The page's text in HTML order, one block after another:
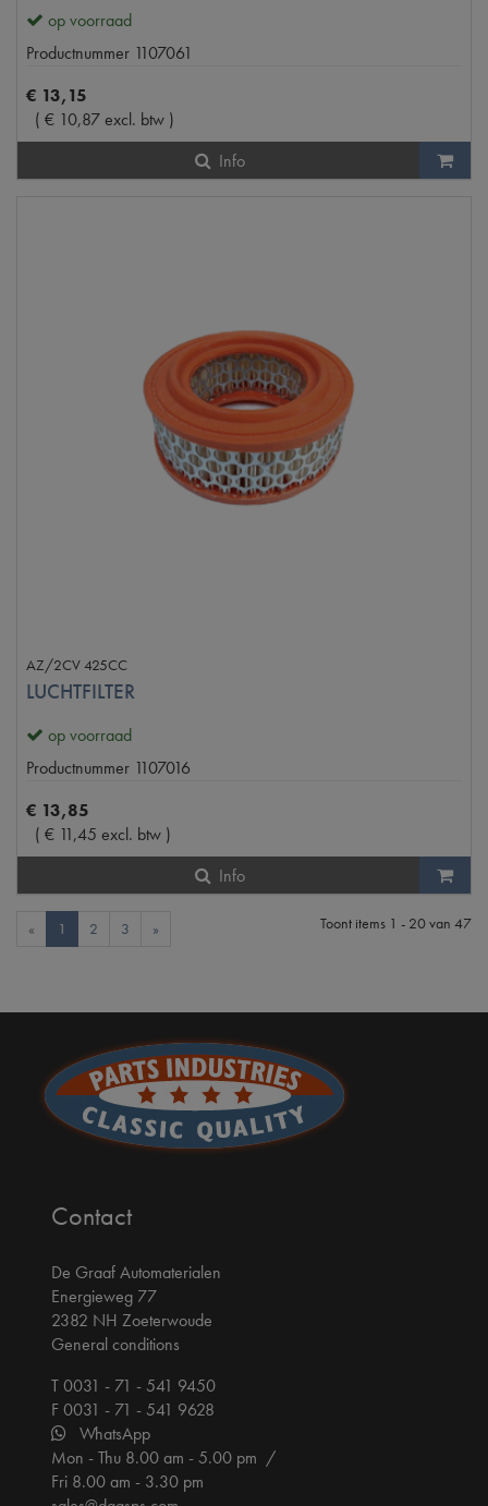
op voorraad
Productnummer 1107061
€ 13,15
( € 10,87excl. btw )
Info
AZ/2CV 425CC
LUCHTFILTER
op voorraad
Productnummer 1107016
€ 13,85
( € 11,45 excl. btw )
Info
Toont items 1 - 20van 47
« 1 2 3 »
Contact
De Graaf Automaterialen
Energieweg 77
2382 NH Zoeterwoude
General conditions
T 0031 - 71 - 541 9450
F 0031 - 71 - 541 9628
WhatsApp
Mon - Thu 8.00 am - 5.00 pm /
Fri 8.00 am - 3.30 pm